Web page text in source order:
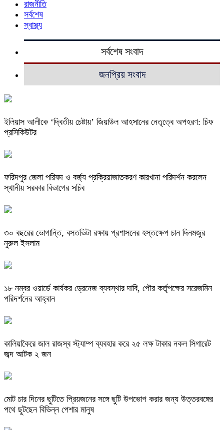
রাজনীতি
সর্বশেষ
স্বাস্থ্য
সর্বশেষ সংবাদ
জনপ্রিয় সংবাদ
ইলিয়াস আলীকে ‘দ্বিতীয় চেষ্টায়’ জিয়াউল আহসানের নেতৃত্বে অপহরণ: চিফ
প্রসিকিউটর
ফরিদপুর জেলা পরিষদ ও বর্জ্য প্রক্রিয়াজাতকরণ কারখানা পরিদর্শন করলেন
স্থানীয় সরকার বিভাগের সচিব
৩০ বছরের ভোগান্তি, বসতভিটা রক্ষায় প্রশাসনের হস্তক্ষেপ চান দিনমজুর
নুরুল ইসলাম
১৮ নম্বর ওয়ার্ডে কার্যকর ড্রেনেজ ব্যবস্থার দাবি, পৌর কর্তৃপক্ষের সরেজমিন
পরিদর্শনের আহ্বান
কালিয়াকৈরে জাল রাজস্ব স্ট্যাম্প ব্যবহার করে ২৫ লক্ষ টাকার নকল সিগারেট
জব্দ আটক ২ জন
মোট চার দিনের ছুটিতে প্রিয়জনের সঙ্গে ছুটি উপভোগ করার জন্য উত্তরবঙ্গের
পথে ছুটছেন বিভিন্ন পেশার মানুষ